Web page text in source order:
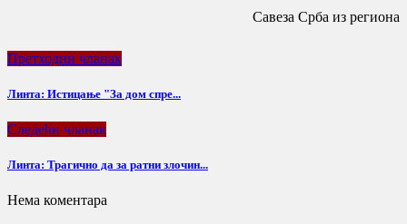
Савеза Срба из региона
Претходни чланак
Линта: Истицање "За дом спре...
Следећи чланак
Линта: Трагично да за ратни злочин...
Нема коментара